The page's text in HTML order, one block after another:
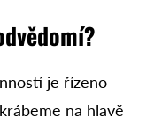
je řízeno
na hlavě